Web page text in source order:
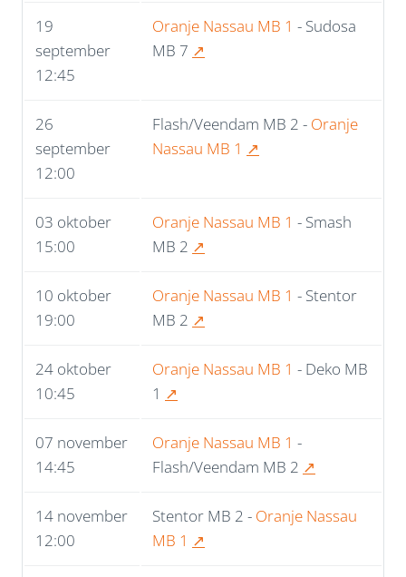
19
september
12:45
Oranje Nassau MB 1 - Sudosa
MB 7 ↗
26
september
12:00
Flash/Veendam MB 2 - Oranje
Nassau MB 1 ↗
03 oktober
15:00
Oranje Nassau MB 1 - Smash
MB 2 ↗
10 oktober
19:00
Oranje Nassau MB 1 - Stentor
MB 2 ↗
24 oktober
10:45
Oranje Nassau MB 1 - Deko MB
1 ↗
07 november
14:45
Oranje Nassau MB 1 -
Flash/Veendam MB 2 ↗
14 november
12:00
Stentor MB 2 - Oranje Nassau
MB 1 ↗